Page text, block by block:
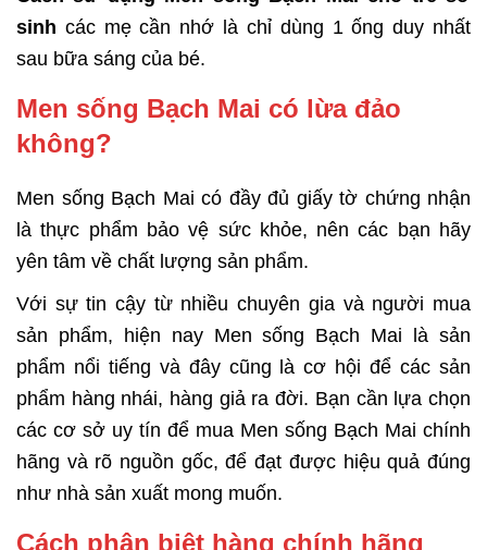
sinh các mẹ cần nhớ là chỉ dùng 1 ống duy nhất
sau bữa sáng của bé.
Men sống Bạch Mai có lừa đảo
không?
Men sống Bạch Mai có đầy đủ giấy tờ chứng nhận
là thực phẩm bảo vệ sức khỏe, nên các bạn hãy
yên tâm về chất lượng sản phẩm.
Với sự tin cậy từ nhiều chuyên gia và người mua
sản phẩm, hiện nay Men sống Bạch Mai là sản
phẩm nổi tiếng và đây cũng là cơ hội để các sản
phẩm hàng nhái, hàng giả ra đời. Bạn cần lựa chọn
các cơ sở uy tín để mua Men sống Bạch Mai chính
hãng và rõ nguồn gốc, để đạt được hiệu quả đúng
như nhà sản xuất mong muốn.
Cách phân biệt hàng chính hãng